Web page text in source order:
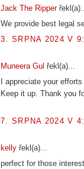
Jack The Ripperřekl(a)...
We provide best legal
3. SRPNA 2024 V
Muneera Gul řekl(a)...
I appreciate your
Keep it up. Thank you
7. SRPNA 2024 V
kelly řekl(a)...
perfect for those